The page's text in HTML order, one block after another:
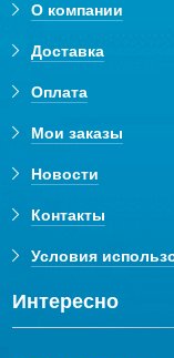
О компании
Доставка
Оплата
Мои заказы
Новости
Контакты
Условия
Интересно